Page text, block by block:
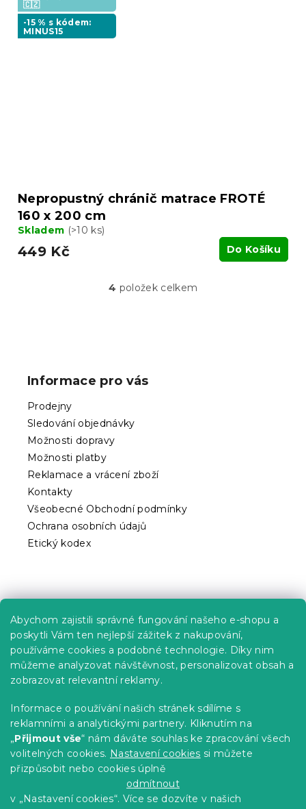
Abychom zajistili správné fungování našeho e-shopu a
poskytli Vám ten nejlepší zážitek z nakupování,
používáme cookies a podobné technologie. Díky nim
můžeme analyzovat návštěvnost, personalizovat obsah a
zobrazovat relevantní reklamy.
Informace o používání našich stránek sdílíme s
reklamními a analytickými partnery. Kliknutím na
„Přijmout vše“ nám dáváte souhlas ke zpracování všech
volitelných cookies. Nastavení cookies si můžete
přizpůsobit nebo cookies úplně
odmítnout
v „Nastavení cookies“. Více se dozvíte v našich
🇨🇿
-15 % s kódem:
MINUS15
Nepropustný chránič matrace FROTÉ
160 x 200 cm
Skladem (>10 ks)
449 Kč Do Košíku
O
ý
i
s
4 položek celkem
Informace pro vás
Prodejny
Sledování objednávky
Možnosti dopravy
Možnosti platby
Reklamace a vrácení zboží
Kontakty
Všeobecné Obchodní podmínky
Ochrana osobních údajů
Etický kodex
Kariéra
Poptávky a B2B spolupráce
Proč se u nás registrovat?
Věrnostní program - Sleva až 10 %
Návody
Tabulky velikostí
Blog